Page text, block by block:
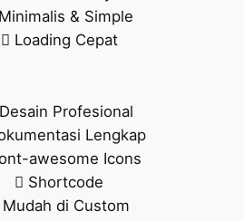
Minimalis & Simple
Loading Cepat
Desain Profesional
Lengkap
awesome Icons
Shortcode
Mudah di Custom